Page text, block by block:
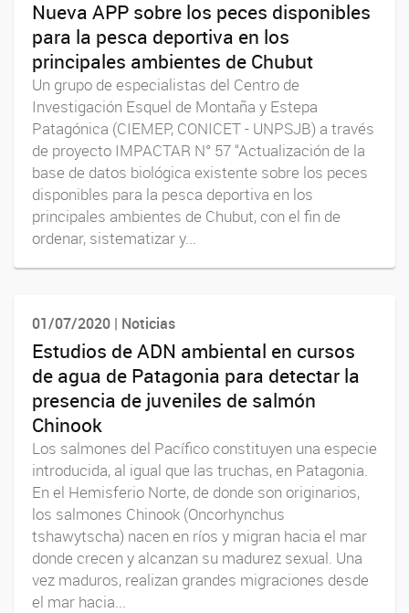
Nueva APP sobre los peces disponibles
para la pesca deportiva en los
principales ambientes de Chubut
Un grupo de especialistas del Centro de
Investigación Esquel de Montaña y Estepa
Patagónica (CIEMEP, CONICET - UNPSJB) a través
de proyecto IMPACTAR N° 57 “Actualización de la
base de datos biológica existente sobre los peces
disponibles para la pesca deportiva en los
principales ambientes de Chubut, con el fin de
ordenar, sistematizar y...
01/07/2020 | Noticias
Estudios de ADN ambiental en cursos
de agua de Patagonia para detectar la
presencia de juveniles de salmón
Chinook
Los salmones del Pacífico constituyen una especie
introducida, al igual que las truchas, en Patagonia.
En el Hemisferio Norte, de donde son originarios,
los salmones Chinook (Oncorhynchus
tshawytscha) nacen en ríos y migran hacia el mar
donde crecen y alcanzan su madurez sexual. Una
vez maduros, realizan grandes migraciones desde
el mar hacia...